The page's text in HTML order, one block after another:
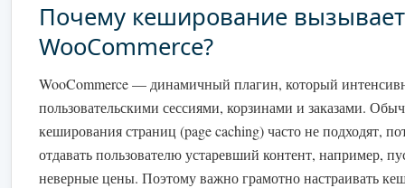
Почему кеширование
WooCommerce?
WooCommerce — динамичный плагин, который
пользовательскими сессиями, корзинами и заказами.
кеширования страниц (page caching) часто не подходят,
отдавать пользователю устаревший контент, например,
неверные цены. Поэтому важно грамотно настраивать